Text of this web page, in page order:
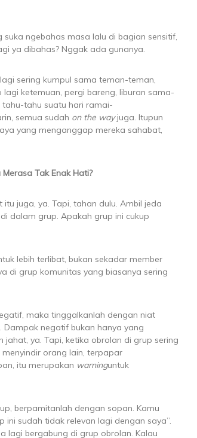
ngebahas masa lalu di bagian sensitif,
ya dibahas? Nggak ada gunanya.
sering kumpul sama teman-teman,
lagi ketemuan, pergi bareng, liburan sama-
tahu-tahu suatu hari ramai-
semua sudah on the wayjuga. Itupun
yang menganggap mereka sahabat,
Tak Enak Hati?
juga, ya. Tapi, tahan dulu. Ambil jeda
dalam grup. Apakah grup ini cukup
lebih terlibat, bukan sekadar member
di grup komunitas yang biasanya sering
maka tinggalkanlah dengan niat
Dampak negatif bukan hanya yang
ya. Tapi, ketika obrolan di grup sering
orang lain, terpapar
itu merupakan warninguntuk
berpamitanlah dengan sopan. Kamu
ini sudah tidak relevan lagi dengan saya”.
lagi bergabung di grup obrolan. Kalau